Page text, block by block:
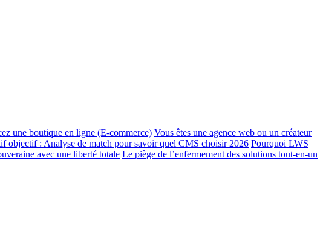
une boutique en ligne (E-commerce) Vous êtes une agence web ou un créateur
objectif : Analyse de match pour savoir quel CMS choisir 2026 Pourquoi LWS
avec une liberté totale Le piège de l’enfermement des solutions tout-en-un